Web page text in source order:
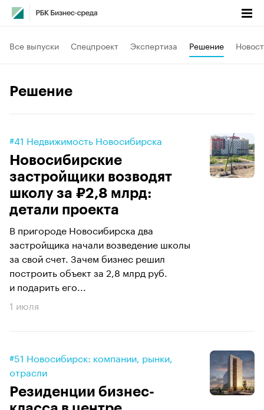
Все выпуски Спецпроект Экспертиза Решение
Решение
#41 Недвижимость Новосибирска
Новосибирские
застройщики возводят
школу за ₽2,8 млрд:
детали проекта
В пригороде Новосибирска два
застройщика начали возведение школы
за свой счет. Зачем бизнес решил
построить объект за 2,8 млрд руб.
и подарить его...
1 июля
#51 Новосибирск: компании, рынки,
отрасли
Резиденции бизнес-